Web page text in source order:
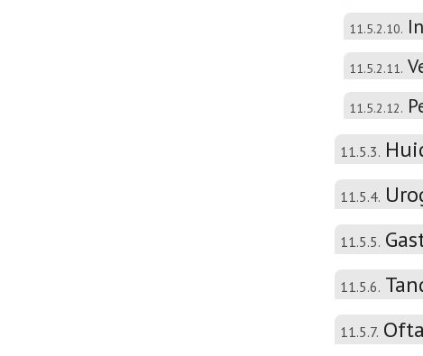
11.5.2.10.
11.5.2.11.
11.5.2.12.
11.5.3.
11.5.4.
11.5.5.
11.5.6.
11.5.7.